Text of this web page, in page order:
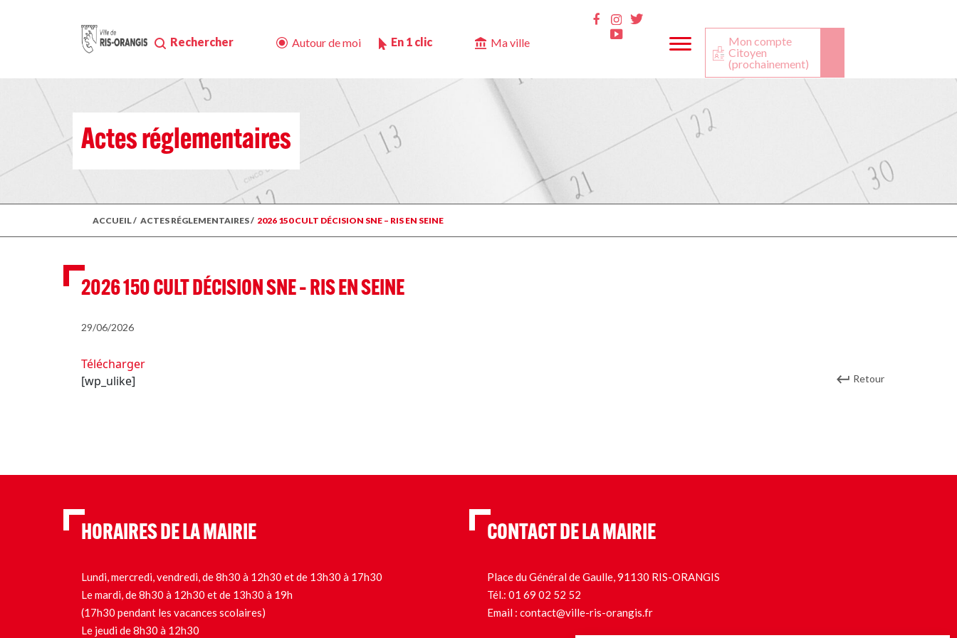
Rechercher Autour de moi En 1 clic Ma ville
Facebook
InstaTwitter
Youtube
Mon compte
Citoyen
(prochainement)
Actes réglementaires
ACCUEIL/ ACTES RÉGLEMENTAIRES/ 2026 150 CULT DÉCISION SNE – RIS EN SEINE
2026 150 CULT DÉCISION SNE – RIS EN SEINE
29/06/2026
Télécharger
[wp_ulike]
Retour
HORAIRES DE LA MAIRIE
Lundi, mercredi, vendredi, de 8h30 à 12h30 et de 13h30 à 17h30
Le mardi, de 8h30 à 12h30 et de 13h30 à 19h
(17h30 pendant les vacances scolaires)
Le jeudi de 8h30 à 12h30
CONTACT DE LA MAIRIE
Place du Général de Gaulle, 91130 RIS-ORANGIS
Tél.: 01 69 02 52 52
Email : contact@ville-ris-orangis.fr